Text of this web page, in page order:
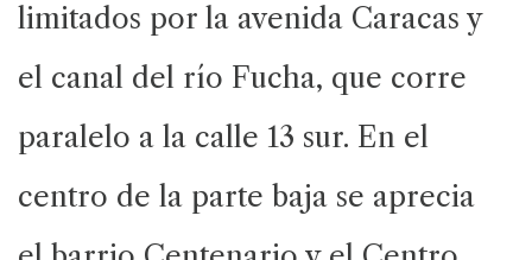
limitados por la avenida Caracas y
el canal del río Fucha, que corre
paralelo a la calle 13 sur. En el
centro de la parte baja se aprecia